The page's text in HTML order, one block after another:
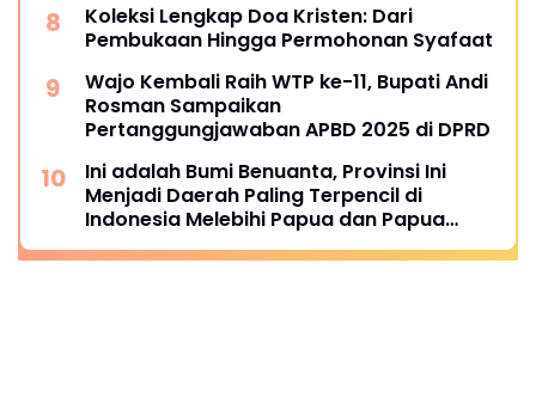
Koleksi Lengkap Doa Kristen: Dari
Pembukaan Hingga Permohonan Syafaat
Wajo Kembali Raih WTP ke-11, Bupati Andi
Rosman Sampaikan
Pertanggungjawaban APBD 2025 di DPRD
Ini adalah Bumi Benuanta, Provinsi Ini
Menjadi Daerah Paling Terpencil di
Indonesia Melebihi Papua dan Papua
Barat